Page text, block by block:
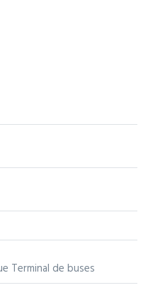
Terminal de buses